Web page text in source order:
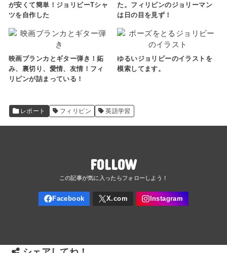
が安くて簡単！ジョリビーTシャ
ツを自作した
た。フィリピンのジョリーマン
は日の目を見ず！
映画ブランカとギター弾き！妬
み、裏切り、愛情、友情！フィ
リピンが詰まっている！
ゆるいジョリビーのイラストを
模索してます。
レポート フィリピン 英語学習
FOLLOW